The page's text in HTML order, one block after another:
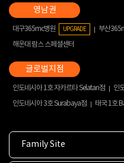
대구365mc병원 UPGRADE 부산
해운대 람스 스페셜센터
인도네시아 1호 자카르타 Selatan점
인
인도네시아 3호 Surabaya점
태국 1호
Family Site